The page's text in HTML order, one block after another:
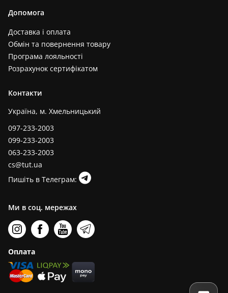
Допомога
Доставка і оплата
Обмін та повернення товару
Програма лояльності
Розрахунок сертифікатом
Контакти
Україна, м. Хмельницький
097-233-2003
099-233-2003
063-233-2003
cs@tut.ua
Пишіть в Телеграм:
Ми в соц. мережах
Оплата